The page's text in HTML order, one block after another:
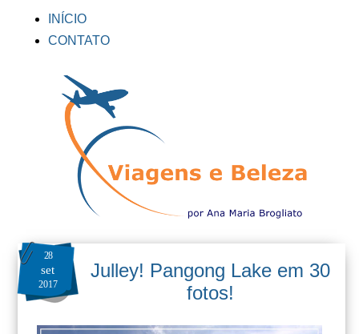
INÍCIO
CONTATO
28
set
2017
Julley! Pangong Lake em 30
fotos!